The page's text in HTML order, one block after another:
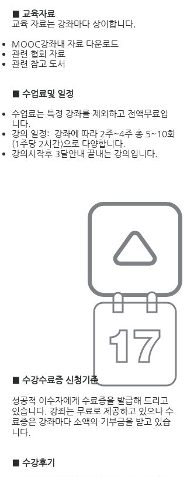
■ 교육자료
교육 자료는 강좌마다 상이합니다.
MOOC강좌내 자료 다운로드
관련 협회 자료
관련 참고 도서
■ 수업료및 일정
수업료는 특정 강좌를 제외하고 전액무료입
니다.
강의 일정: 강좌에 따라 2주~4주 총 5~10회
(1주당 2시간)으로 다양합니다.
강의시작후 3달안내 끝내는 강의입니다.
■ 수강수료증 신청기준
성공적 이수자에게 수료증을 발급해 드리고
있습니다. 강좌는 무료로 제공하고 있으나 수
료증은 강좌마다 소액의 기부금을 받고 있습
니다.
■ 수강후기